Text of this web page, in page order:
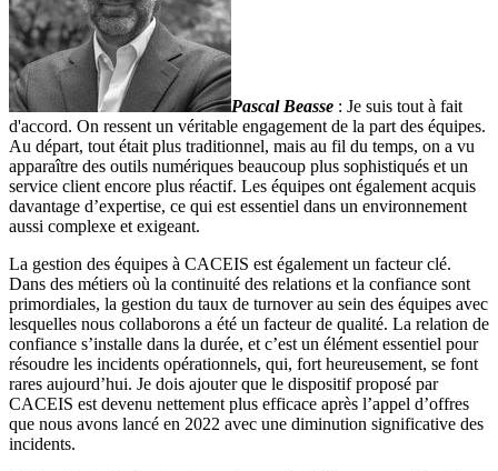
Pascal Beasse : Je suis tout à fait
d'accord. On ressent un véritable engagement de la part des équipes.
Au départ, tout était plus traditionnel, mais au fil du temps, on a vu
apparaître des outils numériques beaucoup plus sophistiqués et un
service client encore plus réactif. Les équipes ont également acquis
davantage d’expertise, ce qui est essentiel dans un environnement
aussi complexe et exigeant.
La gestion des équipes à CACEIS est également un facteur clé.
Dans des métiers où la continuité des relations et la confiance sont
primordiales, la gestion du taux de turnover au sein des équipes avec
lesquelles nous collaborons a été un facteur de qualité. La relation de
confiance s’installe dans la durée, et c’est un élément essentiel pour
résoudre les incidents opérationnels, qui, fort heureusement, se font
rares aujourd’hui. Je dois ajouter que le dispositif proposé par
CACEIS est devenu nettement plus efficace après l’appel d’offres
que nous avons lancé en 2022 avec une diminution significative des
incidents.